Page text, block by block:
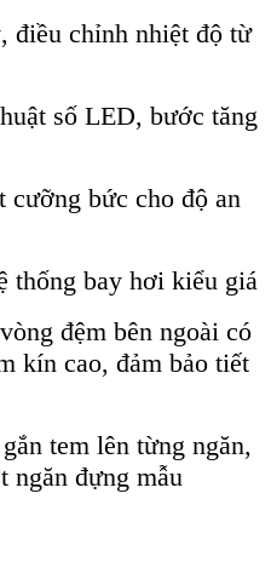
điều chỉnh nhiệt độ từ
số LED, bước tăng
cưỡng bức cho độ an
thống bay hơi kiểu giá
đệm bên ngoài có
kín cao, đảm bảo tiết
tem lên từng ngăn,
ngăn đựng mẫu